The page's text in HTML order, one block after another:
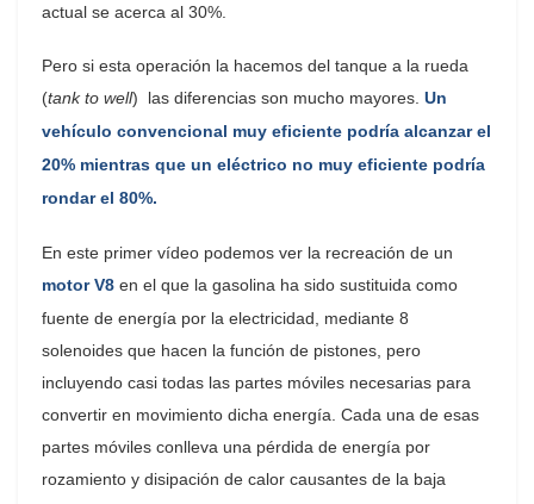
actual se acerca al 30%.
Pero si esta operación la hacemos del tanque a la rueda
(tank to well) las diferencias son mucho mayores. Un
vehículo convencional muy eficiente podría alcanzar el
20% mientras que un eléctrico no muy eficiente podría
rondar el 80%.
En este primer vídeo podemos ver la recreación de un
motor V8 en el que la gasolina ha sido sustituida como
fuente de energía por la electricidad, mediante 8
solenoides que hacen la función de pistones, pero
incluyendo casi todas las partes móviles necesarias para
convertir en movimiento dicha energía. Cada una de esas
partes móviles conlleva una pérdida de energía por
rozamiento y disipación de calor causantes de la baja